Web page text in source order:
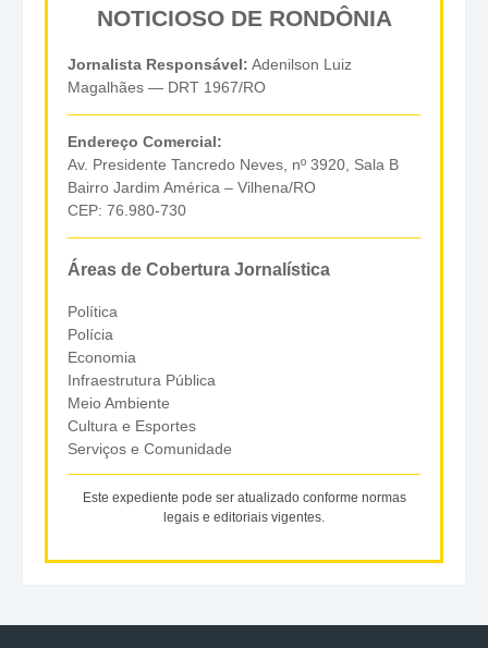
NOTICIOSO DE RONDÔNIA
Jornalista Responsável: Adenilson Luiz
Magalhães — DRT 1967/RO
Endereço Comercial:
Av. Presidente Tancredo Neves, nº 3920, Sala B
Bairro Jardim América – Vilhena/RO
CEP: 76.980-730
Áreas de Cobertura Jornalística
Política
Polícia
Economia
Infraestrutura Pública
Meio Ambiente
Cultura e Esportes
Serviços e Comunidade
Este expediente pode ser atualizado conforme normas
legais e editoriais vigentes.